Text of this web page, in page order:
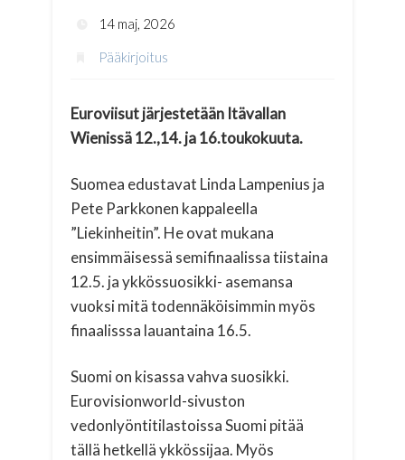
14 maj, 2026
Pääkirjoitus
Euroviisut järjestetään Itävallan
Wienissä 12.,14. ja 16.toukokuuta.
Suomea edustavat Linda Lampenius ja
Pete Parkkonen kappaleella
”Liekinheitin”. He ovat mukana
ensimmäisessä semifinaalissa tiistaina
12.5. ja ykkössuosikki- asemansa
vuoksi mitä todennäköisimmin myös
finaalisssa lauantaina 16.5.
Suomi on kisassa vahva suosikki.
Eurovisionworld-sivuston
vedonlyöntitilastoissa Suomi pitää
tällä hetkellä ykkössijaa. Myös